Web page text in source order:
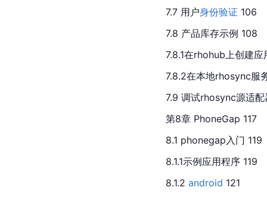
7.7 用户身份验证 106
7.8 产品库存示例 108
7.8.1在rhohub上创建
7.8.2在本地rhosync服
7.9 调试rhosync源适配
第8章 PhoneGap 117
8.1 phonegap入门 119
8.1.1示例应用程序 119
8.1.2 android 121